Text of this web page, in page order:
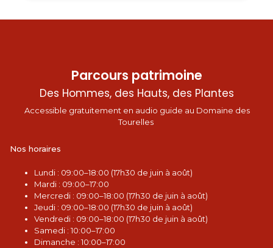
Parcours patrimoine
Des Hommes, des Hauts, des Plantes
Accessible gratuitement en audio guide au Domaine des
Tourelles
Nos horaires
Lundi : 09:00–18:00 (17h30 de juin à août)
Mardi : 09:00–17:00
Mercredi : 09:00–18:00 (17h30 de juin à août)
Jeudi : 09:00–18:00 (17h30 de juin à août)
Vendredi : 09:00–18:00 (17h30 de juin à août)
Samedi : 10:00–17:00
Dimanche : 10:00–17:00